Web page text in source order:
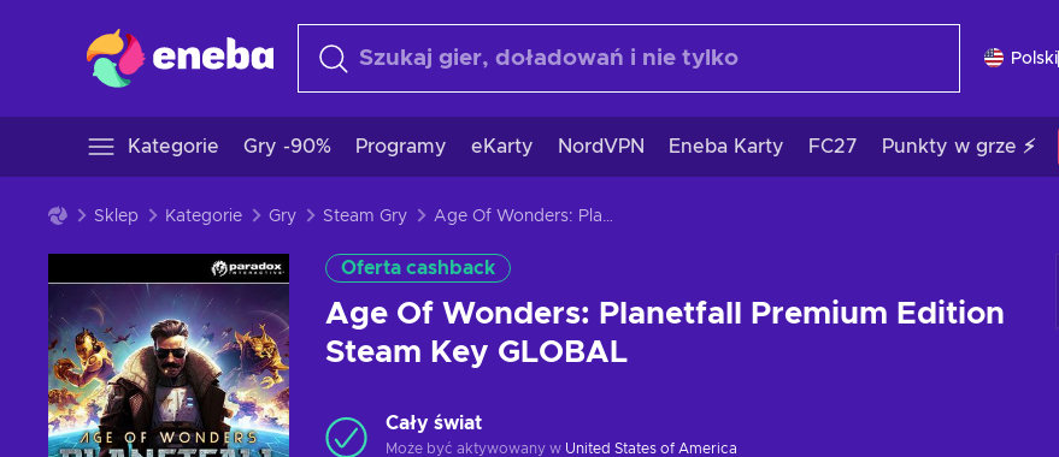
Polski
Kategorie Gry -90% Programy eKarty NordVPN Eneba Karty FC27 Punkty w grze ⚡
Sklep Kategorie Gry Steam Gry Age Of Wonders: Planetfall Premium Edition Steam Key GLOBAL
Oferta cashback
Age Of Wonders: Planetfall Premium Edition
Steam Key GLOBAL
Cały świat
Może być aktywowany w United States of America